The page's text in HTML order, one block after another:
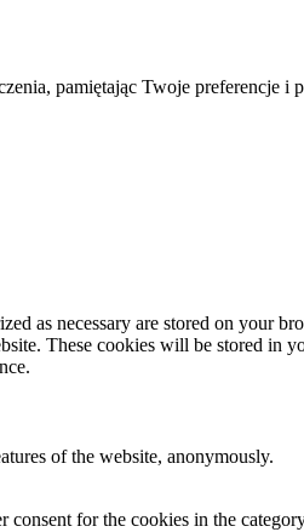
pamiętając Twoje preferencje
as necessary are stored on your
These cookies will be stored in
of the website, anonymously.
consent for the cookies in the